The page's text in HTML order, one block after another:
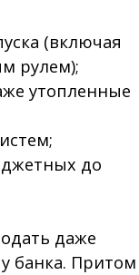
(включая
рулем);
утопленные
до
даже
банка. Притом